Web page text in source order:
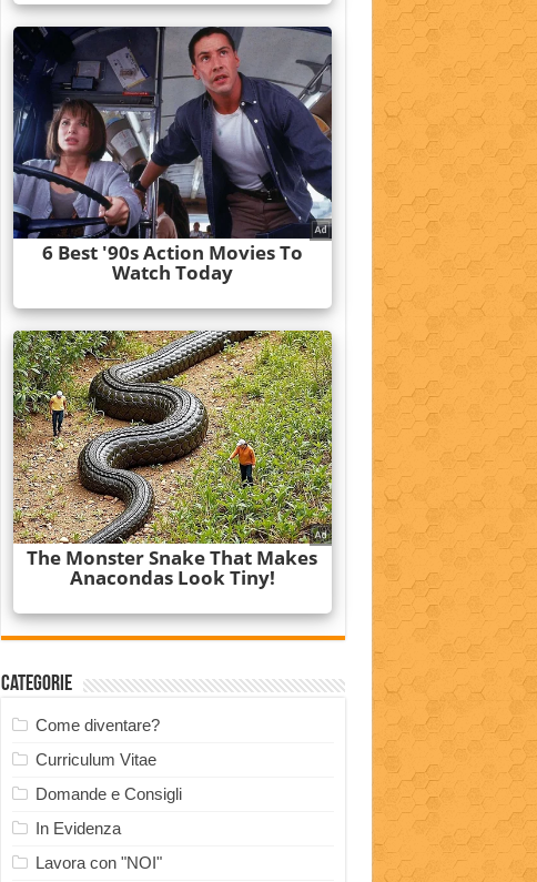
Categorie
Come diventare?
Curriculum Vitae
Domande e Consigli
In Evidenza
Lavora con "NOI"